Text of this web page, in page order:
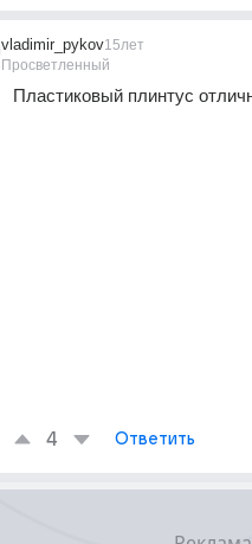
vladimir_pykov
Просветленный
15лет
Пластиковый плинтус
4 Ответить